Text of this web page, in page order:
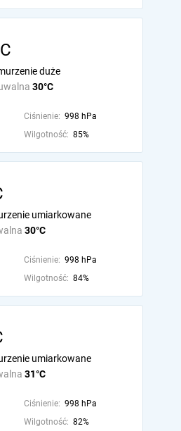
30°C
duże
Ciśnienie: 998 hPa
Wilgotność: 85%
30°C
umiarkowane
Ciśnienie: 998 hPa
Wilgotność: 84%
31°C
umiarkowane
Ciśnienie: 998 hPa
Wilgotność: 82%